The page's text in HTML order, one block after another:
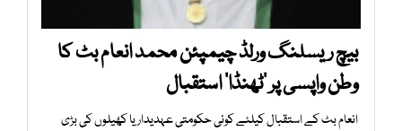
بیچ ریسلنگ ورلڈ چیمپئن محمد انعام بٹ کا
وطن واپسی پر ’ٹھنڈا‘ استقبال
انعام بٹ کے استقبال کیلئے کوئی حکومتی عہدیدار یا کھیلوں کی بڑی